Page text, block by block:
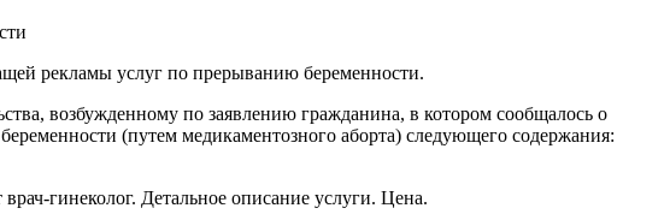
рекламы услуг по прерыванию беременности.
возбужденному по заявлению гражданина, в котором сообщалось о
(путем медикаментозного аборта) следующего содержания:
гинеколог. Детальное описание услуги. Цена.